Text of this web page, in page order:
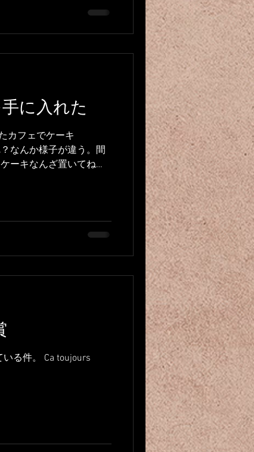
たし、ということでチ
に入れた
カフェでケーキ
なんか様子が違う。間
ーキなんざ置いてね
る件。 Ca toujours